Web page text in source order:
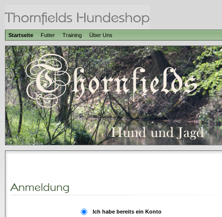
Startseite Futter Training Über Uns
Ich habe bereits ein Konto